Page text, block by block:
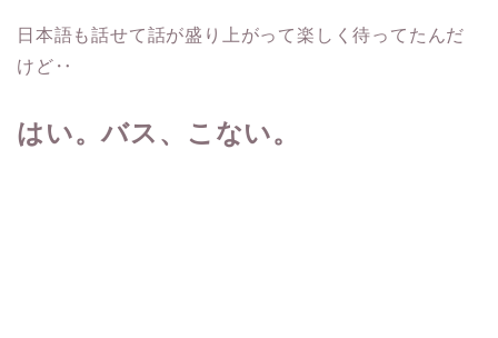
日本語も話せて話が盛り上がって楽しく待ってたんだ
けど‥
はい。バス、こない。